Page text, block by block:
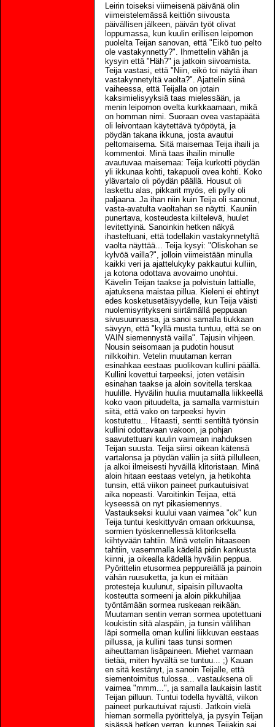
Leirin toiseksi viimeisenä päivänä olin
viimeistelemässä keittiön siivousta
päivällisen jälkeen, päivän työt olivat
loppumassa, kun kuulin erillisen leipomon
puolelta Teijan sanovan, että "Eikö tuo pelto
ole vastakynnetty?". Ihmettelin vähän ja
kysyin että "Häh?" ja jatkoin siivoamista.
Teija vastasi, että "Niin, eikö toi näytä ihan
vastakynnetyltä vaolta?". Ajattelin siinä
vaiheessa, että Teijalla on jotain
kaksimielisyyksiä taas mielessään, ja
menin leipomon ovelta kurkkaamaan, mikä
on homman nimi. Suoraan ovea vastapäätä
oli leivontaan käytettävä työpöytä, ja
pöydän takana ikkuna, josta avautui
peltomaisema. Sitä maisemaa Teija ihaili ja
kommentoi. Minä taas ihailin minulle
avautuvaa maisemaa: Teija kurkotti pöydän
yli ikkunaa kohti, takapuoli ovea kohti. Koko
ylävartalo oli pöydän päällä. Housut oli
laskettu alas, pikkarit myös, eli pylly oli
paljaana. Ja ihan niin kuin Teija oli sanonut,
vasta-avatulta vaoltahan se näytti. Kauniin
punertava, kosteudesta kiiltelevä, huulet
levitettyinä. Sanoinkin hetken näkyä
ihasteltuani, että todellakin vastakynnetyltä
vaolta näyttää... Teija kysyi: "Oliskohan se
kylvöä vailla?", jolloin viimeistään minulla
kaikki veri ja ajattelukyky pakkautui kulliin,
ja kotona odottava avovaimo unohtui.
Kävelin Teijan taakse ja polvistuin lattialle,
ajatuksena maistaa pillua. Kieleni ei ehtinyt
edes kosketusetäisyydelle, kun Teija väisti
nuolemisyritykseni siirtämällä peppuaan
sivusuunnassa, ja sanoi samalla tiukkaan
sävyyn, että "kyllä musta tuntuu, että se on
VAIN siemennystä vailla". Tajusin vihjeen.
Nousin seisomaan ja pudotin housut
nilkkoihin. Vetelin muutaman kerran
esinahkaa eestaas puolikovan kullini päällä.
Kullini kovettui tarpeeksi, joten vetäisin
esinahan taakse ja aloin sovitella terskaa
huulille. Hyväilin huulia muutamalla liikkeellä
koko vaon pituudelta, ja samalla varmistuin
siitä, että vako on tarpeeksi hyvin
kostutettu... Hitaasti, sentti sentiltä työnsin
kullini odottavaan vakoon, ja pohjan
saavutettuani kuulin vaimean inahduksen
Teijan suusta. Teija siirsi oikean kätensä
vartalonsa ja pöydän väliin ja siitä pillulleen,
ja alkoi ilmeisesti hyväillä klitoristaan. Minä
aloin hitaan eestaas vetelyn, ja hetikohta
tunsin, että viikon paineet purkautuisivat
aika nopeasti. Varoitinkin Teijaa, että
kyseessä on nyt pikasiemennys.
Vastaukseksi kuului vaan vaimea "ok" kun
Teija tuntui keskittyvän omaan orkkuunsa,
sormien työskennellessä klitoriksella
kiihtyvään tahtiin. Minä vetelin hitaaseen
tahtiin, vasemmalla kädellä pidin kankusta
kiinni, ja oikealla kädellä hyväilin peppua.
Pyörittelin etusormea peppureiällä ja painoin
vähän ruusuketta, ja kun ei mitään
protesteja kuulunut, sipaisin pilluvaolta
kosteutta sormeeni ja aloin pikkuhiljaa
työntämään sormea ruskeaan reikään.
Muutaman sentin verran sormea upotettuani
koukistin sitä alaspäin, ja tunsin välilihan
läpi sormella oman kullini liikkuvan eestaas
pillussa, ja kullini taas tunsi sormen
aiheuttaman lisäpaineen. Miehet varmaan
tietää, miten hyvältä se tuntuu... ;) Kauan
en sitä kestänyt, ja sanoin Teijalle, että
siementoimitus tulossa... vastauksena oli
vaimea "mmm...", ja samalla laukaisin lastit
Teijan pilluun. Tuntui todella hyvältä, viikon
paineet purkautuivat rajusti. Jatkoin vielä
hieman sormella pyörittelyä, ja pysyin Teijan
sisässä hetken verran, kunnes Teijakin sai